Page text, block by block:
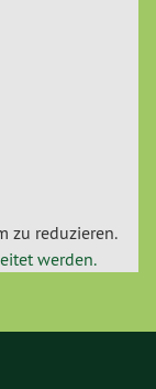
zu reduzieren.
werden.